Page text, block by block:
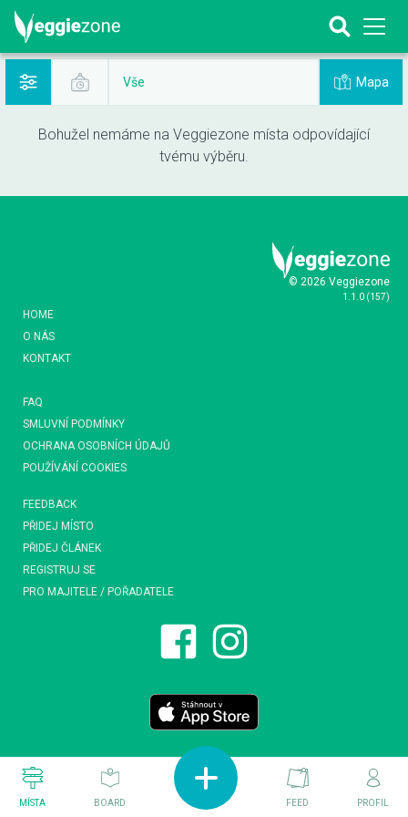
Vše Mapa
Bohužel nemáme na Veggiezone místa odpovídající
tvému výběru.
© 2026 Veggiezone
1.1.0 (157)
HOME
O NÁS
KONTAKT
FAQ
SMLUVNÍ PODMÍNKY
OCHRANA OSOBNÍCH ÚDAJŮ
POUŽÍVÁNÍ COOKIES
FEEDBACK
PŘIDEJ MÍSTO
PŘIDEJ ČLÁNEK
REGISTRUJ SE
PRO MAJITELE / POŘADATELE
MÍSTA BOARD FEED PROFIL